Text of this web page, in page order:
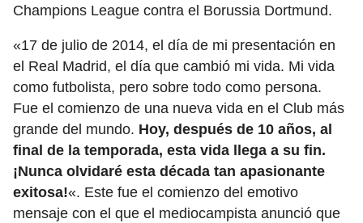
Champions League contra el Borussia Dortmund.
«17 de julio de 2014, el día de mi presentación en
el Real Madrid, el día que cambió mi vida. Mi vida
como futbolista, pero sobre todo como persona.
Fue el comienzo de una nueva vida en el Club más
grande del mundo. Hoy, después de 10 años, al
final de la temporada, esta vida llega a su fin.
¡Nunca olvidaré esta década tan apasionante
exitosa!«. Este fue el comienzo del emotivo
mensaje con el que el mediocampista anunció que